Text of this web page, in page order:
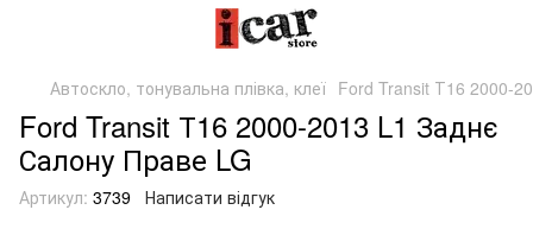
Автоскло, тонувальна плівка, клеї Ford Transit Т16 2000-
Ford Transit Т16 2000-2013 L1 Заднє
Салону Праве LG
Артикул: 3739 Написати відгук